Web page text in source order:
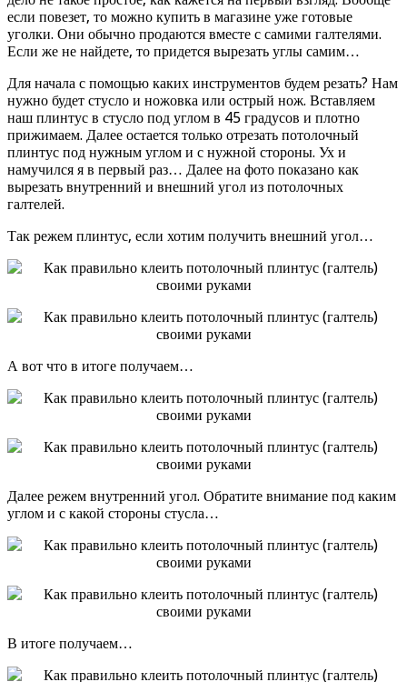
если повезет, то можно купить в магазине уже готовые
уголки. Они обычно продаются вместе с самими галтелями.
Если же не найдете, то придется вырезать углы самим…
Для начала с помощью каких инструментов будем резать? Нам
нужно будет стусло и ножовка или острый нож. Вставляем
наш плинтус в стусло под углом в 45 градусов и плотно
прижимаем. Далее остается только отрезать потолочный
плинтус под нужным углом и с нужной стороны. Ух и
намучился я в первый раз… Далее на фото показано как
вырезать внутренний и внешний угол из потолочных
галтелей.
Так режем плинтус, если хотим получить внешний угол…
А вот что в итоге получаем…
Далее режем внутренний угол. Обратите внимание под каким
углом и с какой стороны стусла…
В итоге получаем…